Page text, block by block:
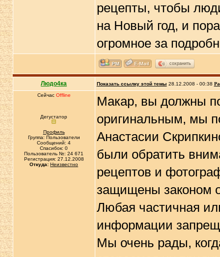
рецепты, чтобы
на Новый год, и
огромное за
сохранить
Людо4ка Показать ссылку этой темы 28.12.2008 - 00:38
Сейчас Offline
Дегустатор
Профиль
Группа: Пользователи
Сообщений: 4
Спасибок: 0
Пользователь №: 24 671
Регистрация: 27.12.2008
Откуда: Неизвестно
Макар, вы должны
оригинальным, мы
Анастасии
были обратить
рецептов и
защищены законом
Любая частичная
информации
Мы очень рады,